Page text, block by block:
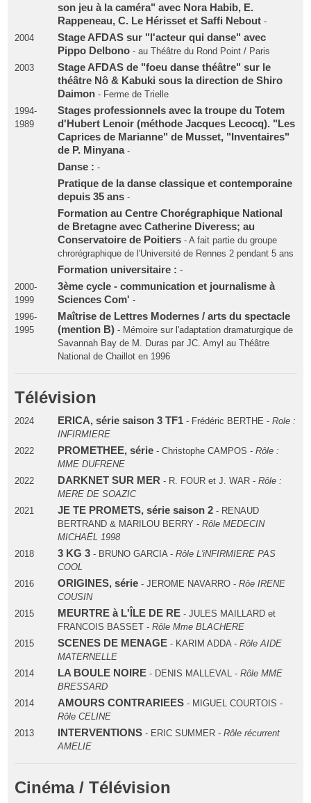
son jeu à la caméra" avec Nora Habib, E.
Rappeneau, C. Le Hérisset et Saffi Nebout-
2004
Stage AFDAS sur "l'acteur qui danse" avec
Pippo Delbono - au Théâtre du Rond Point / Paris
2003
Stage AFDAS de "foeu danse théâtre" sur le
théâtre Nô & Kabuki sous la direction de Shiro
Daimon - Ferme de Trielle
1994-
1989
Stages professionnels avec la troupe du Totem
d'Hubert Lenoir (méthode Jacques Lecocq). "Les
Caprices de Marianne" de Musset, "Inventaires"
de P. Minyana-
Danse : -
Pratique de la danse classique et contemporaine
depuis 35 ans-
Formation au Centre Chorégraphique National
de Bretagne avec Catherine Diveress; au
Conservatoire de Poitiers - A fait partie du groupe
chrorégraphique de l'Université de Rennes 2 pendant 5 ans
Formation universitaire : -
2000-
1999
3ème cycle - communication et journalisme à
Sciences Com' -
1996-
1995
Maîtrise de Lettres Modernes / arts du spectacle
(mention B)- Mémoire sur l'adaptation dramaturgique de
Savannah Bay de M. Duras par JC. Amyl au Théâtre
National de Chaillot en 1996
Télévision
2024 ERICA, série saison 3 TF1- Frédéric BERTHE - Role :
INFIRMIERE
2022
PROMETHEE, série - Christophe CAMPOS - Rôle :
MME DUFRENE
2022
DARKNET SUR MER - R. FOUR et J. WAR - Rôle :
MERE DE SOAZIC
2021
JE TE PROMETS, série saison 2- RENAUD
BERTRAND & MARILOU BERRY - Rôle MEDECIN
MICHAËL 1998
2018
3 KG 3- BRUNO GARCIA - Rôle L'iNFIRMIERE PAS
COOL
2016
ORIGINES, série- JEROME NAVARRO - Rôe IRENE
COUSIN
2015
MEURTRE à L'ÎLE DE RE- JULES MAILLARD et
FRANCOIS BASSET - Rôle Mme BLACHERE
2015
SCENES DE MENAGE- KARIM ADDA - Rôle AIDE
MATERNELLE
2014
LA BOULE NOIRE- DENIS MALLEVAL - Rôle MME
BRESSARD
2014
AMOURS CONTRARIEES- MIGUEL COURTOIS -
Rôle CELINE
2013
INTERVENTIONS- ERIC SUMMER - Rôle récurrent
AMELIE
Cinéma / Télévision